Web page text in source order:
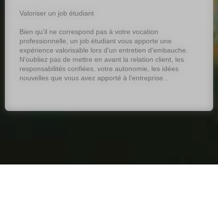
Valoriser un job étudiant
Bien qu'il ne correspond pas à votre vocation
professionnelle, un job étudiant vous apporte une
expérience valorisable lors d'un entretien d'embauche.
N'oubliez pas de mettre en avant la relation client, les
responsabilités confiées, votre autonomie, les idées
nouvelles que vous avez apporté à l'entreprise...